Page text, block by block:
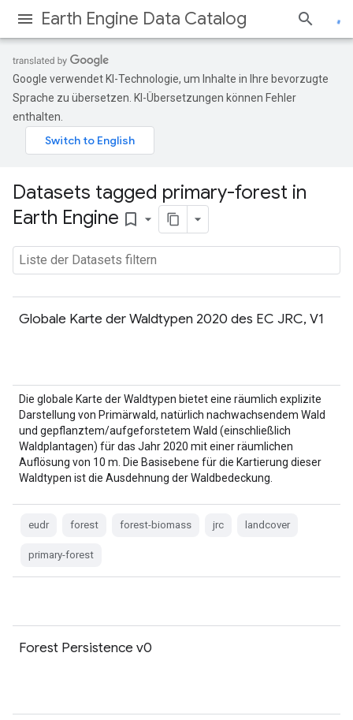
Earth Engine Data Catalog
Google verwendet KI-Technologie, um Inhalte in Ihre bevorzugte
Sprache zu übersetzen. KI-Übersetzungen können Fehler
enthalten.
Datasets tagged primary-forest in
Earth Engine bookmark_border
Globale Karte der Waldtypen 2020 des EC JRC, V1
Die globale Karte der Waldtypen bietet eine räumlich explizite
Darstellung von Primärwald, natürlich nachwachsendem Wald
und gepflanztem/aufgeforstetem Wald (einschließlich
Waldplantagen) für das Jahr 2020 mit einer räumlichen
Auflösung von 10 m. Die Basisebene für die Kartierung dieser
Waldtypen ist die Ausdehnung der Waldbedeckung.
eudr forest forest-biomass jrc landcover
primary-forest
Forest Persistence v0